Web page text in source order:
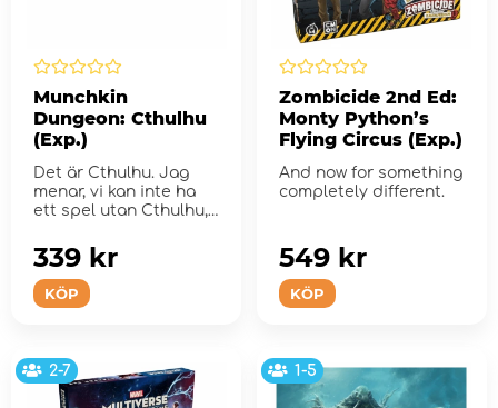
Munchkin
Dungeon: Cthulhu
(Exp.)
Det är Cthulhu. Jag
menar, vi kan inte ha
ett spel utan Cthulhu,
KÖP
339 kr
Zombicide 2nd Ed:
Monty Python’s
Flying Circus (Exp.)
And now for something
completely different.
KÖP
549 kr
2-7 1-5